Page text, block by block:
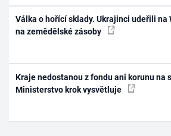
Válka o hořící sklady. Ukrajinci udeřili na
na zemědělské zásoby
Kraje nedostanou z fondu ani korunu na
Ministerstvo krok vysvětluje